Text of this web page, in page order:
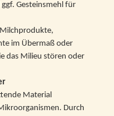
Gesteinsmehl für
Milchprodukte,
im Übermaß oder
das Milieu stören oder
Material
Durch